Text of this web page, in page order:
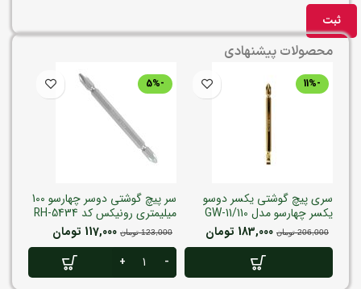
محصولات پیشنهادی
-11%
سری پیچ گوشتی یکسر دوسو
یکسر چهارسو مدل GW-11/110
روبیکن کد 1807
206,000 تومان 183,000 تومان
-5%
سر پیچ گوشتی دوسر چهارسو 100
میلیمتری رونیکس کد RH-5434
123,000 تومان 117,000 تومان